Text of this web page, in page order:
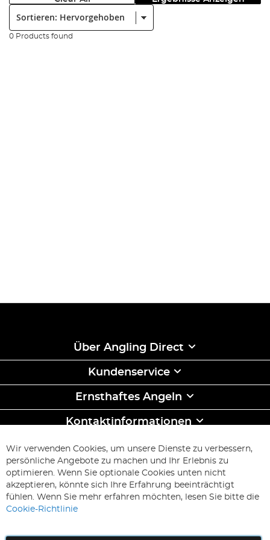
0 Products found
Über Angling Direct
Kundenservice
Ernsthaftes Angeln
Kontaktinformationen
ABONNIEREN & SPAREN
Melden
Sie
unseren
Newsletter
Abonnieren
Wir verwenden Cookies, um unsere Dienste zu verbessern,
persönliche Angebote zu machen und Ihr Erlebnis zu
optimieren. Wenn Sie optionale Cookies unten nicht
akzeptieren, könnte sich Ihre Erfahrung beeinträchtigt
fühlen. Wenn Sie mehr erfahren möchten, lesen Sie bitte die
Cookie-Richtlinie